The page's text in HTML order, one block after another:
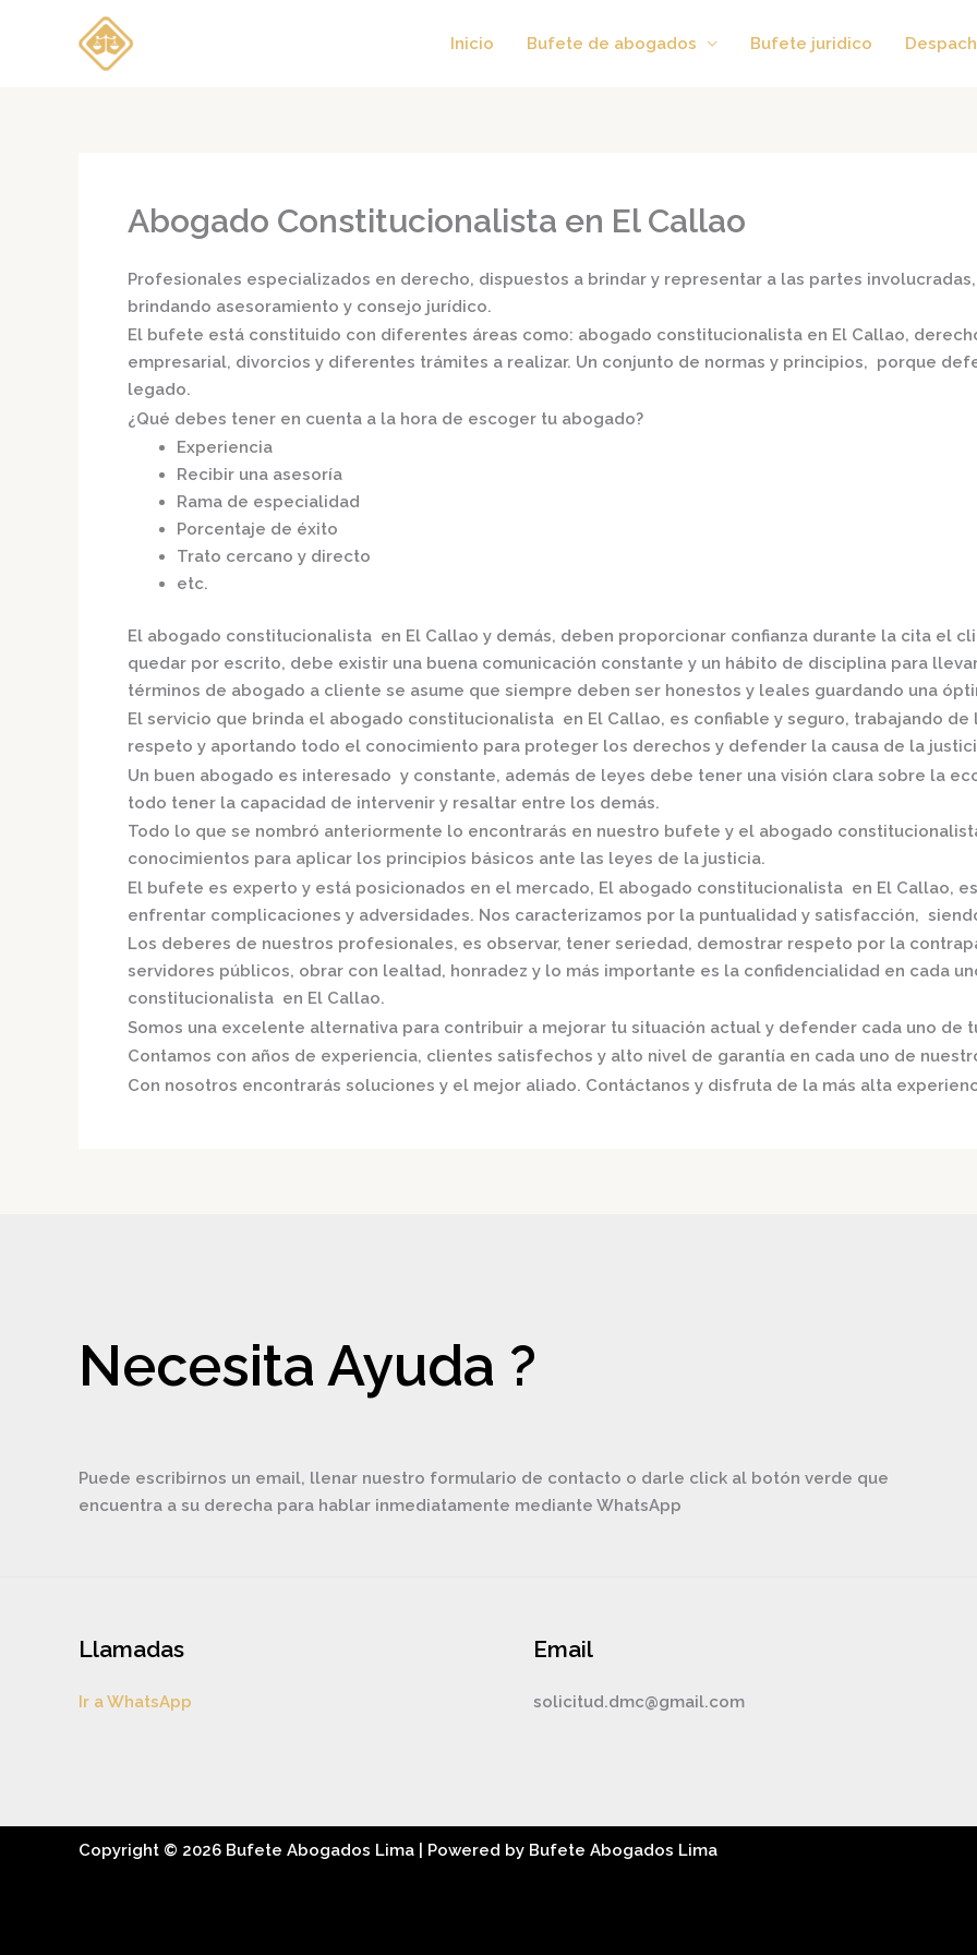
Inicio Bufete de abogados Bufete juridico
Abogado Constitucionalista en El Callao
Profesionales especializados en derecho, dispuestos a brindar y representar a las partes
brindando asesoramiento y consejo jurídico.
El bufete está constituido con diferentes áreas como: abogado constitucionalista en El Callao,
empresarial, divorcios y diferentes trámites a realizar. Un conjunto de normas y principios, porque
legado.
¿Qué debes tener en cuenta a la hora de escoger tu abogado?
Experiencia
Recibir una asesoría
Rama de especialidad
Porcentaje de éxito
Trato cercano y directo
etc.
El abogado constitucionalista en El Callao y demás, deben proporcionar confianza durante la cita el
quedar por escrito, debe existir una buena comunicación constante y un hábito de disciplina para
términos de abogado a cliente se asume que siempre deben ser honestos y leales guardando una
El servicio que brinda el abogado constitucionalista en El Callao, es confiable y seguro, trabajando
respeto y aportando todo el conocimiento para proteger los derechos y defender la causa de la
Un buen abogado es interesado y constante, además de leyes debe tener una visión clara sobre la
todo tener la capacidad de intervenir y resaltar entre los demás.
Todo lo que se nombró anteriormente lo encontrarás en nuestro bufete y el abogado
conocimientos para aplicar los principios básicos ante las leyes de la justicia.
El bufete es experto y está posicionados en el mercado, El abogado constitucionalista en El Callao,
enfrentar complicaciones y adversidades. Nos caracterizamos por la puntualidad y satisfacción,
Los deberes de nuestros profesionales, es observar, tener seriedad, demostrar respeto por la
servidores públicos, obrar con lealtad, honradez y lo más importante es la confidencialidad en cada
constitucionalista en El Callao.
Somos una excelente alternativa para contribuir a mejorar tu situación actual y defender cada uno de
Contamos con años de experiencia, clientes satisfechos y alto nivel de garantía en cada uno de
Con nosotros encontrarás soluciones y el mejor aliado. Contáctanos y disfruta de la más alta
Necesita Ayuda ?
Puede escribirnos un email, llenar nuestro formulario de contacto o darle click al botón verde que
encuentra a su derecha para hablar inmediatamente mediante WhatsApp
Llamadas
Ir a WhatsApp
Email
solicitud.dmc@gmail.com
Copyright © 2026 Bufete Abogados Lima | Powered by Bufete Abogados Lima